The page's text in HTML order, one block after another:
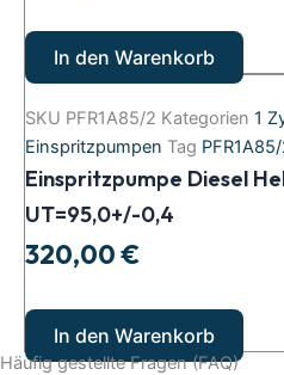
In den Warenkorb
SKU PFR1A85/2 Kategorien 1
Einspritzpumpen Tag
Einspritzpumpe Diesel
UT=95,0+/-0,4
320,00€
In den Warenkorb
Häufig gestellte Fragen (FAQ)